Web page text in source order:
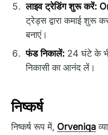
लाइव ट्रेडिंग शुरू करें:
ट्रेड्स द्वारा कमाई शुरू
बनाएं।
फंड निकालें: 24 घंटे के
निकासी का आनंद लें।
निष्कर्ष
निष्कर्ष रूप में, Orveniqa